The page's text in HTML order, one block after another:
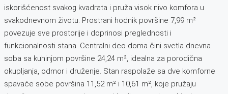
iskorišćenost svakog kvadrata i pruža visok nivo komfora u
svakodnevnom životu. Prostrani hodnik površine 7,99 m²
povezuje sve prostorije i doprinosi preglednosti i
funkcionalnosti stana. Centralni deo doma čini svetla dnevna
soba sa kuhinjom površine 24,24 m², idealna za porodična
okupljanja, odmor i druženje. Stan raspolaže sa dve komforne
spavaće sobe površina 11,52 m² i 10,61 m², koje pružaju